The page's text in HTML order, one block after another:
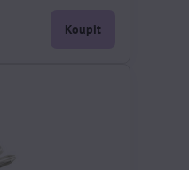
Koupit